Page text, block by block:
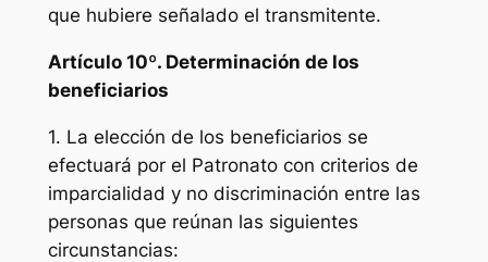
que hubiere señalado el transmitente.
Artículo 10º. Determinación de los
beneficiarios
1. La elección de los beneficiarios se
efectuará por el Patronato con criterios de
imparcialidad y no discriminación entre las
personas que reúnan las siguientes
circunstancias: